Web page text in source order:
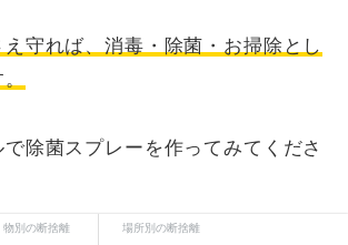
守れば、消毒・除菌・お掃除とし
除菌スプレーを作ってみてくださ
物別の断捨離 場所別の断捨離